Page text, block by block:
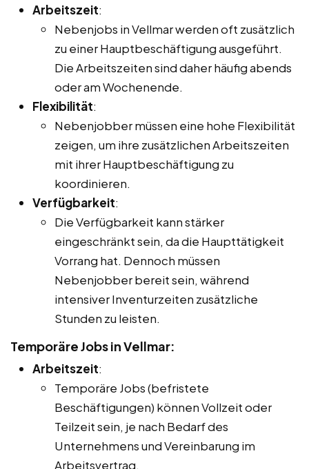
Arbeitszeit:
Nebenjobs in Vellmar werden oft zusätzlich
zu einer Hauptbeschäftigung ausgeführt.
Die Arbeitszeiten sind daher häufig abends
oder am Wochenende.
Flexibilität:
Nebenjobber müssen eine hohe Flexibilität
zeigen, um ihre zusätzlichen Arbeitszeiten
mit ihrer Hauptbeschäftigung zu
koordinieren.
Verfügbarkeit:
Die Verfügbarkeit kann stärker
eingeschränkt sein, da die Haupttätigkeit
Vorrang hat. Dennoch müssen
Nebenjobber bereit sein, während
intensiver Inventurzeiten zusätzliche
Stunden zu leisten.
Temporäre Jobs in Vellmar:
Arbeitszeit:
Temporäre Jobs (befristete
Beschäftigungen) können Vollzeit oder
Teilzeit sein, je nach Bedarf des
Unternehmens und Vereinbarung im
Arbeitsvertrag.